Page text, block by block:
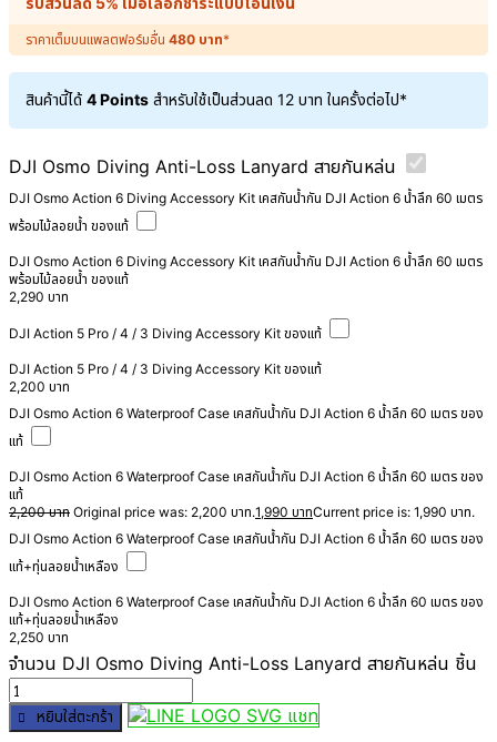
ราคาเต็มบนแพลตฟอร์มอื่น 480 บาท*
สินค้านี้ได้ 4 Points สำหรับใช้เป็นส่วนลด 12 บาท ในครั้งต่อไป*
DJI Osmo Diving Anti-Loss Lanyard สายกันหล่น
DJI Osmo Action 6 Diving Accessory Kit เคสกันน้ำกัน DJI Action 6 น้ำลึก 60 เมตร
พร้อมไม้ลอยน้ำ ของแท้
DJI Osmo Action 6 Diving Accessory Kit เคสกันน้ำกัน DJI Action 6 น้ำลึก 60 เมตร
พร้อมไม้ลอยน้ำ ของแท้
2,290 บาท
DJI Action 5 Pro / 4 / 3 Diving Accessory Kit ของแท้
DJI Action 5 Pro / 4 / 3 Diving Accessory Kit ของแท้
2,200 บาท
DJI Osmo Action 6 Waterproof Case เคสกันน้ำกัน DJI Action 6 น้ำลึก 60 เมตร ของ
แท้
DJI Osmo Action 6 Waterproof Case เคสกันน้ำกัน DJI Action 6 น้ำลึก 60 เมตร ของ
แท้
2,200บาท Original price was: 2,200 บาท.1,990 บาทCurrent price is: 1,990 บาท.
DJI Osmo Action 6 Waterproof Case เคสกันน้ำกัน DJI Action 6 น้ำลึก 60 เมตร ของ
แท้+ทุ่นลอยน้ำเหลือง
DJI Osmo Action 6 Waterproof Case เคสกันน้ำกัน DJI Action 6 น้ำลึก 60 เมตร ของ
แท้+ทุ่นลอยน้ำเหลือง
2,250 บาท
จำนวน DJI Osmo Diving Anti-Loss Lanyard สายกันหล่น ชิ้น
หยิบใส่ตะกร้า
แชท